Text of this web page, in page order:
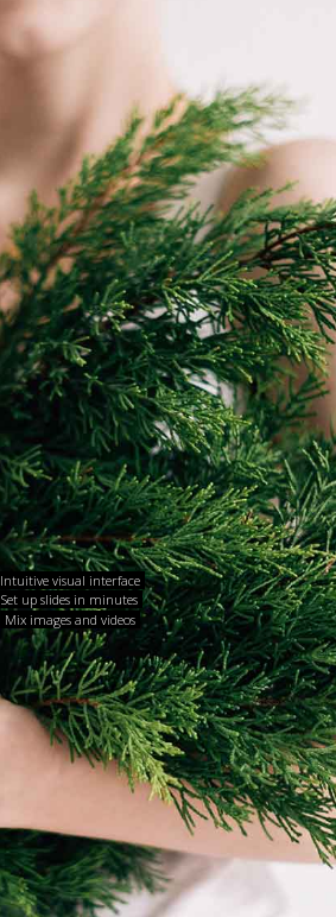
Intuitive visual interface
Set up slides in minutes
Mix images and videos